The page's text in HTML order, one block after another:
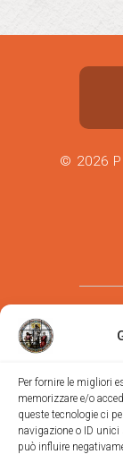
Per fornire le migliori
memorizzare e/o
queste tecnologie ci
navigazione o ID
può influire
© 2026
via